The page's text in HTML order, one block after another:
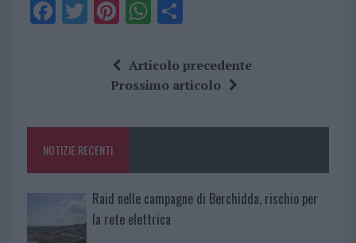
F
o
k
T Pi
te
re
W
at
s
p
S
a
re
Articolo precedente
Prossimo articolo
NOTIZIE RECENTI
Raid nelle campagne di Berchidda, rischio per
la rete elettrica